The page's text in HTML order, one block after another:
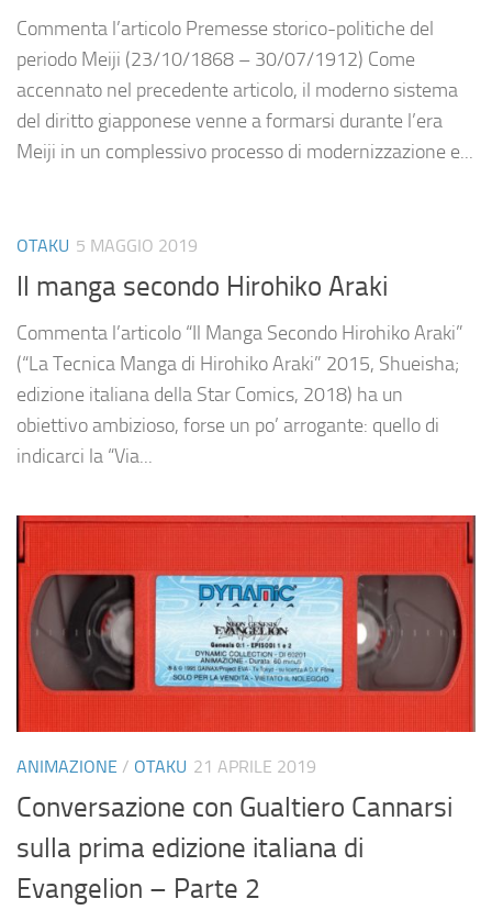
Commenta l’articolo Premesse storico-politiche del
periodo Meiji (23/10/1868 – 30/07/1912) Come
accennato nel precedente articolo, il moderno sistema
del diritto giapponese venne a formarsi durante l’era
Meiji in un complessivo processo di modernizzazione e...
OTAKU 5 MAGGIO 2019
Il manga secondo Hirohiko Araki
Commenta l’articolo “Il Manga Secondo Hirohiko Araki”
(“La Tecnica Manga di Hirohiko Araki” 2015, Shueisha;
edizione italiana della Star Comics, 2018) ha un
obiettivo ambizioso, forse un po’ arrogante: quello di
indicarci la “Via...
ANIMAZIONE / OTAKU 21 APRILE 2019
Conversazione con Gualtiero Cannarsi
sulla prima edizione italiana di
Evangelion – Parte 2